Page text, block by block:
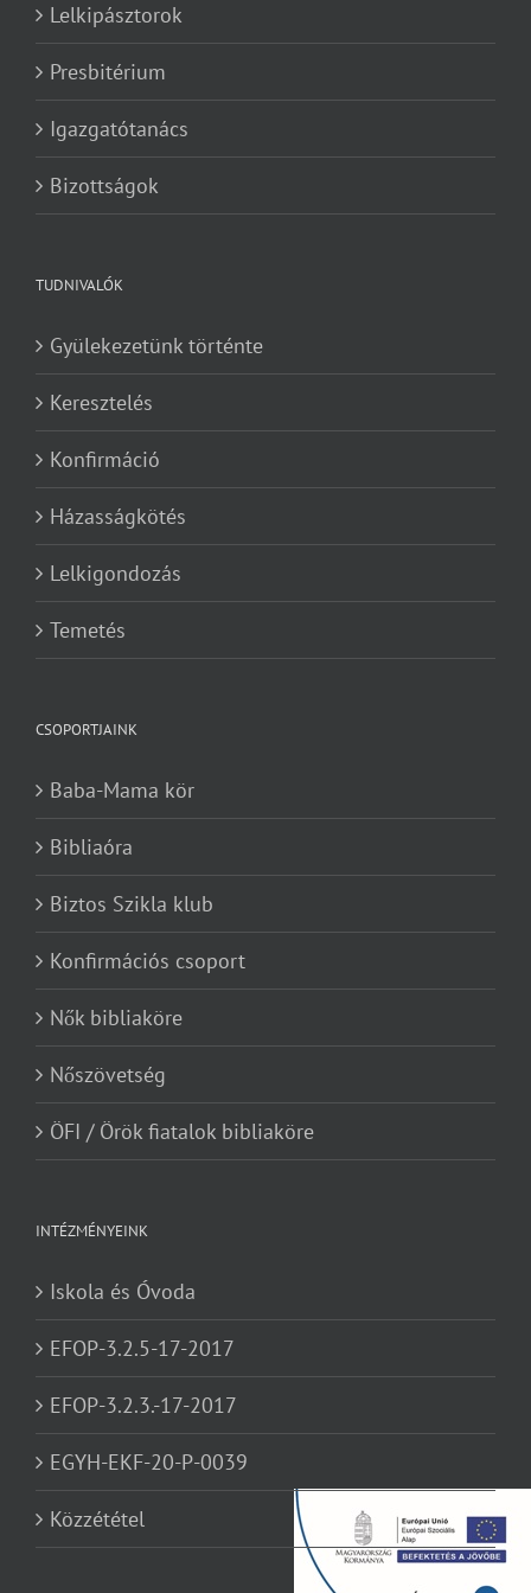
Lelkipásztorok
Presbitérium
Igazgatótanács
Bizottságok
TUDNIVALÓK
Gyülekezetünk történte
Keresztelés
Konfirmáció
Házasságkötés
Lelkigondozás
Temetés
CSOPORTJAINK
Baba-Mama kör
Bibliaóra
Biztos Szikla klub
Konfirmációs csoport
Nők bibliaköre
Nőszövetség
ÖFI / Örök fiatalok bibliaköre
INTÉZMÉNYEINK
Iskola és Óvoda
EFOP-3.2.5-17-2017
EFOP-3.2.3.-17-2017
EGYH-EKF-20-P-0039
Közzététel